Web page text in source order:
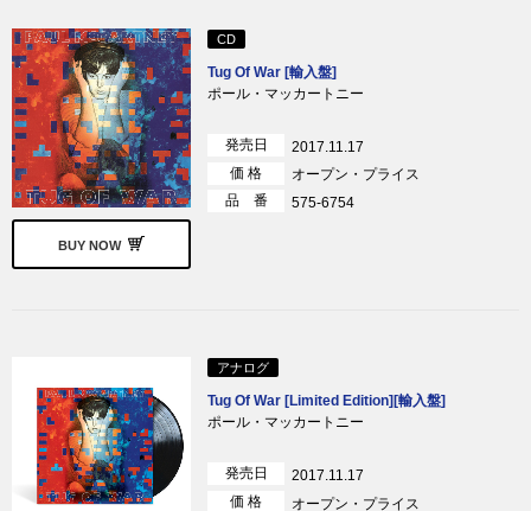
BUY NOW
CD
Tug Of War [輸入盤]
ポール・マッカートニー
発売日
2017.11.17
価 格
オープン・プライス
品 番
575-6754
アナログ
Tug Of War [Limited Edition][輸入盤]
ポール・マッカートニー
発売日
2017.11.17
価 格
オープン・プライス